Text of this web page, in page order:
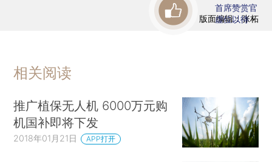
版面编辑：张柘
首席赞赏官
虚位以待
相关阅读
推广植保无人机 6000万元购
机国补即将下发
2018年01月21日 APP打开